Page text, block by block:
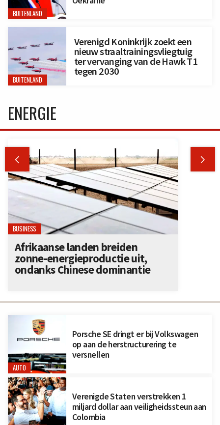
BUITENLAND
BUITENLAND
Verenigd Koninkrijk zoekt een
nieuw straaltrainingsvliegtuig
ter vervanging van de Hawk T1
tegen 2030
AUTO
Porsche SE dringt er bij Volkswagen
op aan de herstructurering te
versnellen
Verenigde Staten verstrekken 1
miljard dollar aan veiligheidssteun aan
Colombia
ENERGIE
 
BUSINESS
Afrikaanse landen breiden
zonne-energieproductie uit,
ondanks Chinese dominantie